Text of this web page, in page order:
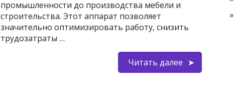
промышленности до производства мебели и
строительства. Этот аппарат позволяет
значительно оптимизировать работу, снизить
трудозатраты …
Читать далее